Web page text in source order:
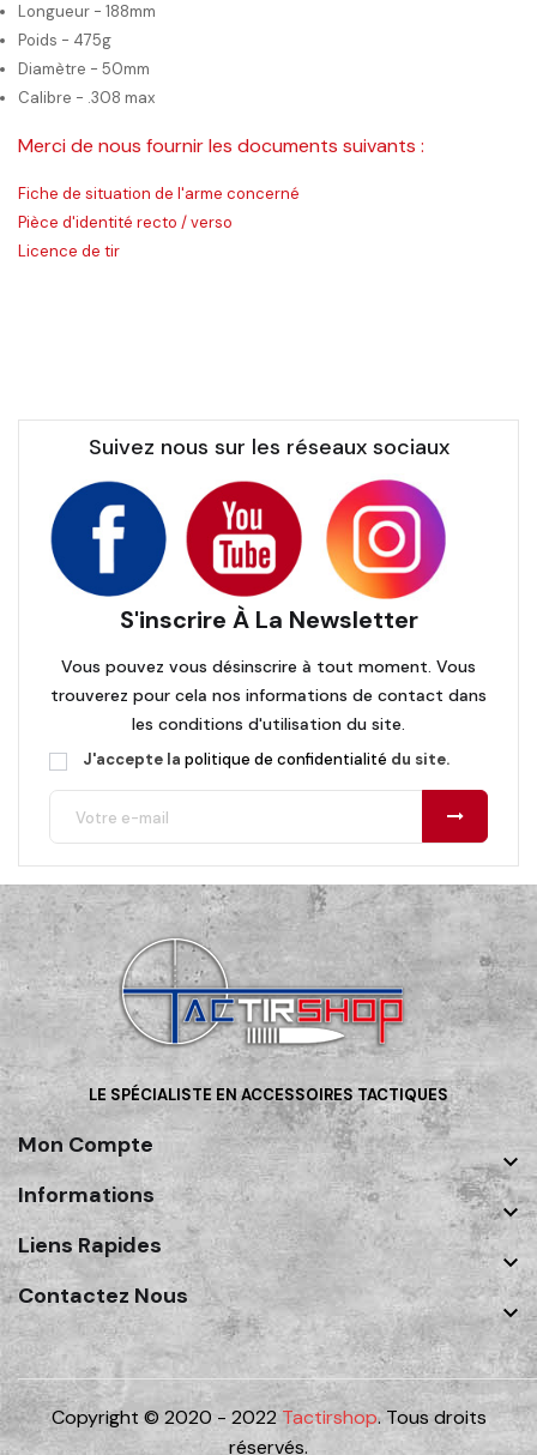
Longueur - 188mm
Poids - 475g
Diamètre - 50mm
Calibre - .308 max
Merci de nous fournir les documents suivants :
Fiche de situation de l'arme concerné
Pièce d'identité recto / verso
Licence de tir
Suivez nous sur les réseaux sociaux
S'inscrire À La Newsletter
Vous pouvez vous désinscrire à tout moment. Vous
trouverez pour cela nos informations de contact dans
les conditions d'utilisation du site.
J'accepte la politique de confidentialité du site.
LE SPÉCIALISTE EN ACCESSOIRES TACTIQUES
Mon Compte

Informations

Liens Rapides

Contactez Nous

Copyright © 2020 - 2022Tactirshop. Tous droits
réservés.